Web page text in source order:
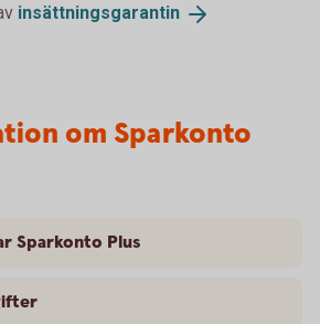
insättningsgarantin
om Sparkonto
Sparkonto Plus